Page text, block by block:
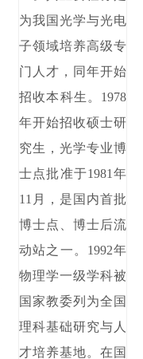
为我国光学与光电
子领域培养高级专
门人才，同年开始
招收本科生。 1978
年开始招收硕士研
究生，光学专业博
士点批准于1981年
11月，是国内首批
博士点、博士后流
动站之 一。 1992年
物理学一级学科被
国家教委列为全国
理科基础研究与人
才培养基地。在国